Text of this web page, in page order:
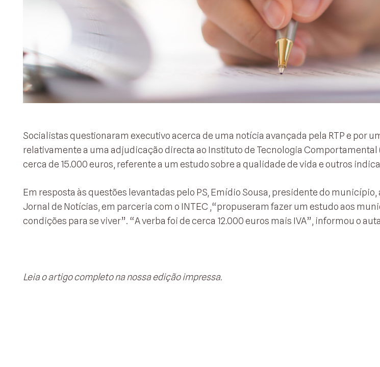
Socialistas questionaram executivo acerca de uma notícia avançada pela RTP e por
relativamente a uma adjudicação directa ao Instituto de Tecnologia Comportamental
cerca de 15.000 euros, referente a um estudo sobre a qualidade de vida e outros
Em resposta às questões levantadas pelo PS, Emídio Sousa, presidente do município,
Jornal de Notícias, em parceria com o INTEC ,“propuseram fazer um estudo aos
condições para se viver”. “A verba foi de cerca 12.000 euros mais IVA”, informou o
Leia o artigo completo na nossa edição impressa.